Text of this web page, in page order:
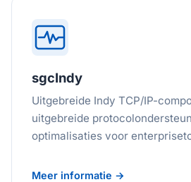
sgcIndy
Uitgebreide Indy TCP/IP-
uitgebreide
optimalisaties voor
Meer informatie →